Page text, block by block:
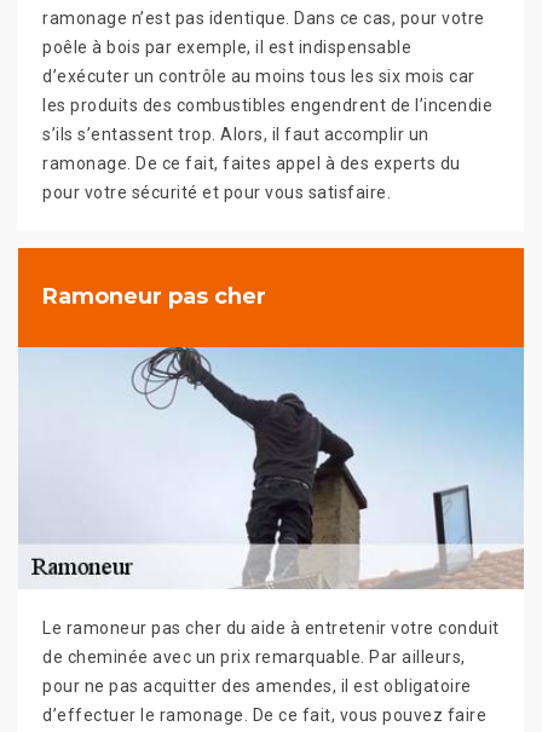
ramonage n’est pas identique. Dans ce cas, pour votre
poêle à bois par exemple, il est indispensable
d’exécuter un contrôle au moins tous les six mois car
les produits des combustibles engendrent de l’incendie
s’ils s’entassent trop. Alors, il faut accomplir un
ramonage. De ce fait, faites appel à des experts du
pour votre sécurité et pour vous satisfaire.
Ramoneur pas cher
Le ramoneur pas cher du aide à entretenir votre conduit
de cheminée avec un prix remarquable. Par ailleurs,
pour ne pas acquitter des amendes, il est obligatoire
d’effectuer le ramonage. De ce fait, vous pouvez faire